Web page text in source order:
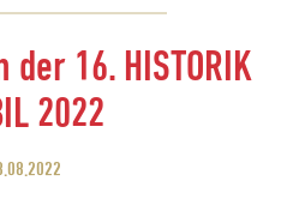
der 16. HISTORIK
2022